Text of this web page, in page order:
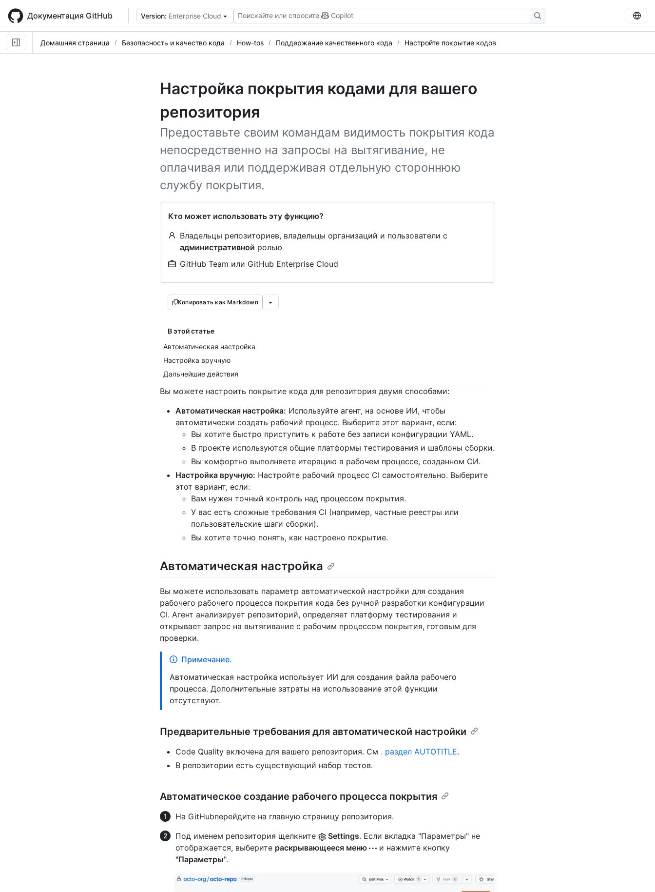
main
content
Документация GitHub Version: Enterprise Cloud Поискайте или спросите Copilot
Домашняя страница Безопасность и качество кода How-tos Поддержание качественного кода Настройте покрытие кодов
Настройка покрытия кодами для вашего
репозитория
Предоставьте своим командам видимость покрытия кода
непосредственно на запросы на вытягивание, не
оплачивая или поддерживая отдельную стороннюю
службу покрытия.
Кто может использовать эту функцию?
Владельцы репозиториев, владельцы организаций и пользователи с
административной ролью
GitHub Team или GitHub Enterprise Cloud
Копировать как Markdown
В этой статье
Автоматическая настройка
Настройка вручную
Дальнейшие действия
Вы можете настроить покрытие кода для репозитория двумя способами:
Автоматическая настройка: Используйте агент, на основе ИИ, чтобы
автоматически создать рабочий процесс. Выберите этот вариант, если:
Вы хотите быстро приступить к работе без записи конфигурации YAML.
В проекте используются общие платформы тестирования и шаблоны сборки.
Вы комфортно выполняете итерацию в рабочем процессе, созданном СИ.
Настройка вручную: Настройте рабочий процесс CI самостоятельно. Выберите
этот вариант, если:
Вам нужен точный контроль над процессом покрытия.
У вас есть сложные требования CI (например, частные реестры или
пользовательские шаги сборки).
Вы хотите точно понять, как настроено покрытие.
Автоматическая настройка
Вы можете использовать параметр автоматической настройки для создания
рабочего рабочего процесса покрытия кода без ручной разработки конфигурации
CI. Агент анализирует репозиторий, определяет платформу тестирования и
открывает запрос на вытягивание с рабочим процессом покрытия, готовым для
проверки.
Примечание.
Автоматическая настройка использует ИИ для создания файла рабочего
процесса. Дополнительные затраты на использование этой функции
отсутствуют.
Предварительные требования для автоматической настройки
Code Quality включена для вашего репозитория. См . раздел AUTOTITLE.
В репозитории есть существующий набор тестов.
Автоматическое создание рабочего процесса покрытия
На GitHubперейдите на главную страницу репозитория.
Под именем репозитория щелкните
Settings. Если вкладка "Параметры" не
отображается, выберите раскрывающееся меню
и нажмите кнопку
"Параметры".